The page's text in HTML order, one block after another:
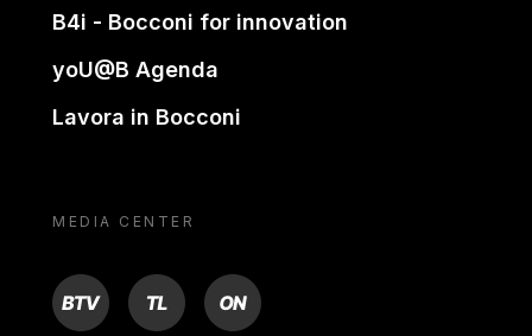
B4i - Bocconi for innovation
yoU@B Agenda
Lavora in Bocconi
MEDIA CENTER
BTV TL ON